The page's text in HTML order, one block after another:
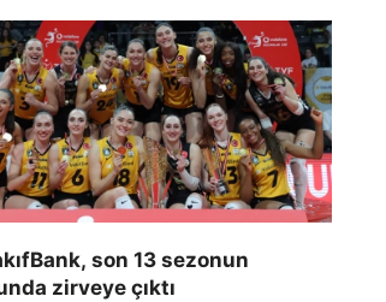
son 13 sezonun
zirveye çıktı